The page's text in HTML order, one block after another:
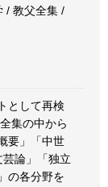
/ 教父全集 /
として再検
集の中から
要」「中世
論」「独立
の各分野を